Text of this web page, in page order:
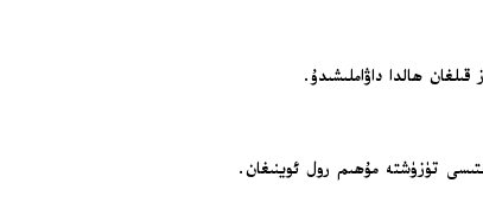
ھالدا داۋاملىشىدۇ.
تۈزۈشتە مۇھىم رول ئوينىغان.